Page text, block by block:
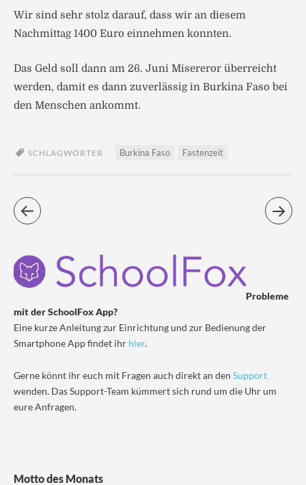
Wir sind sehr stolz darauf, dass wir an diesem
Nachmittag 1400 Euro einnehmen konnten.
Das Geld soll dann am 26. Juni Misereror überreicht
werden, damit es dann zuverlässig in Burkina Faso bei
den Menschen ankommt.
SCHLAGWÖRTER Burkina Faso Fastenzeit
Probleme
mit der SchoolFox App?
Eine kurze Anleitung zur Einrichtung und zur Bedienung der
Smartphone App findet ihr hier.
Gerne könnt ihr euch mit Fragen auch direkt an den Support
wenden. Das Support-Team kümmert sich rund um die Uhr um
eure Anfragen.
Motto des Monats